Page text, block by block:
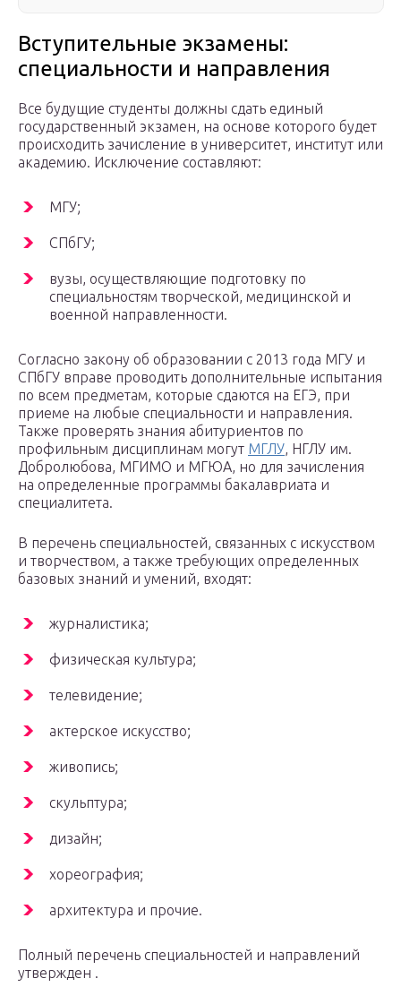
Вступительные экзамены:
специальности и направления
Все будущие студенты должны сдать единый
государственный экзамен, на основе которого будет
происходить зачисление в университет, институт или
академию. Исключение составляют:
МГУ;
СПбГУ;
вузы, осуществляющие подготовку по
специальностям творческой, медицинской и
военной направленности.
Согласно закону об образовании с 2013 года МГУ и
СПбГУ вправе проводить дополнительные испытания
по всем предметам, которые сдаются на ЕГЭ, при
приеме на любые специальности и направления.
Также проверять знания абитуриентов по
профильным дисциплинам могут МГЛУ, НГЛУ им.
Добролюбова, МГИМО и МГЮА, но для зачисления
на определенные программы бакалавриата и
специалитета.
В перечень специальностей, связанных с искусством
и творчеством, а также требующих определенных
базовых знаний и умений, входят:
журналистика;
физическая культура;
телевидение;
актерское искусство;
живопись;
скульптура;
дизайн;
хореография;
архитектура и прочие.
Полный перечень специальностей и направлений
утвержден .